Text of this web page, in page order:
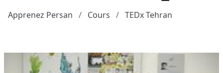
Apprenez Persan Cours TEDx Tehran